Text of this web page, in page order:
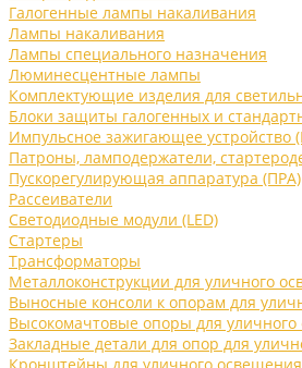
Галогенные лампы накаливания
Лампы накаливания
Лампы специального назначения
Люминесцентные лампы
Комплектующие изделия для
Блоки защиты галогенных и
Импульсное зажигающее устройство
Патроны, ламподержатели,
Пускорегулирующая аппаратура (ПРА)
Рассеиватели
Светодиодные модули (LED)
Стартеры
Трансформаторы
Металлоконструкции для уличного
Выносные консоли к опорам для
Высокомачтовые опоры для
Закладные детали для опор для